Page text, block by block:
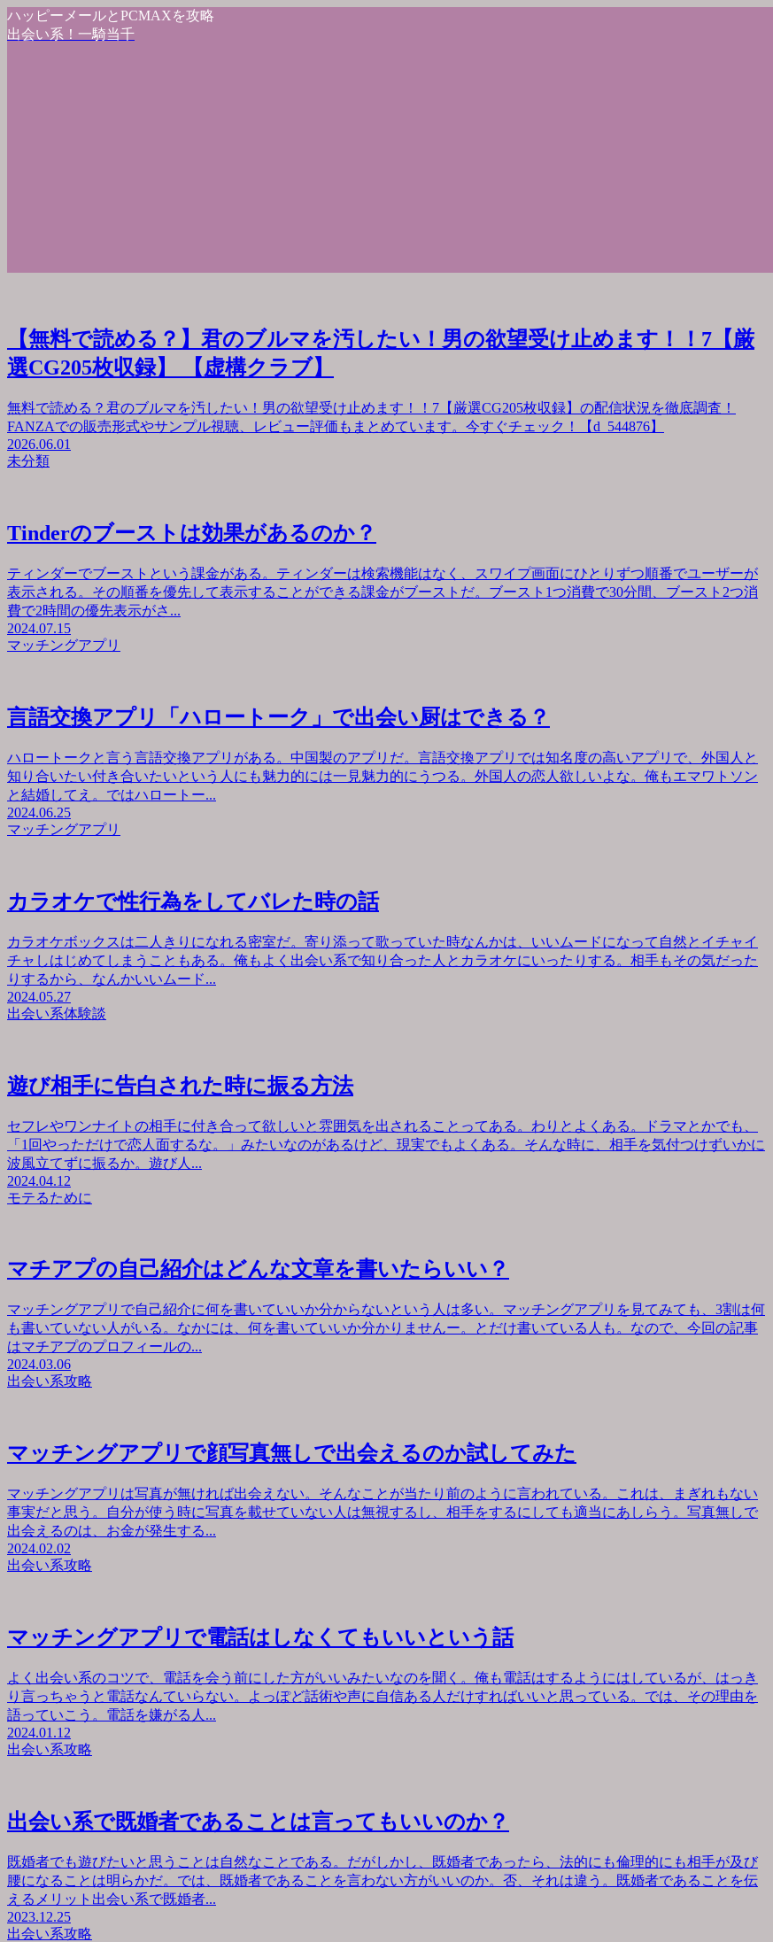
ハッピーメールとPCMAXを攻略
出会い系！一騎当千
【無料で読める？】君のブルマを汚したい！男の欲望受け止めます！！7【厳
選CG205枚収録】 【虚構クラブ】
無料で読める？君のブルマを汚したい！男の欲望受け止めます！！7【厳選CG205枚収録】の配信状況を徹底調査！
FANZAでの販売形式やサンプル視聴、レビュー評価もまとめています。今すぐチェック！【d_544876】
2026.06.01
未分類
Tinderのブーストは効果があるのか？
ティンダーでブーストという課金がある。ティンダーは検索機能はなく、スワイプ画面にひとりずつ順番でユーザーが
表示される。その順番を優先して表示することができる課金がブーストだ。ブースト1つ消費で30分間、ブースト2つ消
費で2時間の優先表示がさ...
2024.07.15
マッチングアプリ
言語交換アプリ「ハロートーク」で出会い厨はできる？
ハロートークと言う言語交換アプリがある。中国製のアプリだ。言語交換アプリでは知名度の高いアプリで、外国人と
知り合いたい付き合いたいという人にも魅力的には一見魅力的にうつる。外国人の恋人欲しいよな。俺もエマワトソン
と結婚してえ。ではハロートー...
2024.06.25
マッチングアプリ
カラオケで性行為をしてバレた時の話
カラオケボックスは二人きりになれる密室だ。寄り添って歌っていた時なんかは、いいムードになって自然とイチャイ
チャしはじめてしまうこともある。俺もよく出会い系で知り合った人とカラオケにいったりする。相手もその気だった
りするから、なんかいいムード...
2024.05.27
出会い系体験談
遊び相手に告白された時に振る方法
セフレやワンナイトの相手に付き合って欲しいと雰囲気を出されることってある。わりとよくある。ドラマとかでも、
「1回やっただけで恋人面するな。」みたいなのがあるけど、現実でもよくある。そんな時に、相手を気付つけずいかに
波風立てずに振るか。遊び人...
2024.04.12
モテるために
マチアプの自己紹介はどんな文章を書いたらいい？
マッチングアプリで自己紹介に何を書いていいか分からないという人は多い。マッチングアプリを見てみても、3割は何
も書いていない人がいる。なかには、何を書いていいか分かりませんー。とだけ書いている人も。なので、今回の記事
はマチアプのプロフィールの...
2024.03.06
出会い系攻略
マッチングアプリで顔写真無しで出会えるのか試してみた
マッチングアプリは写真が無ければ出会えない。そんなことが当たり前のように言われている。これは、まぎれもない
事実だと思う。自分が使う時に写真を載せていない人は無視するし、相手をするにしても適当にあしらう。写真無しで
出会えるのは、お金が発生する...
2024.02.02
出会い系攻略
マッチングアプリで電話はしなくてもいいという話
よく出会い系のコツで、電話を会う前にした方がいいみたいなのを聞く。俺も電話はするようにはしているが、はっき
り言っちゃうと電話なんていらない。よっぽど話術や声に自信ある人だけすればいいと思っている。では、その理由を
語っていこう。電話を嫌がる人...
2024.01.12
出会い系攻略
出会い系で既婚者であることは言ってもいいのか？
既婚者でも遊びたいと思うことは自然なことである。だがしかし、既婚者であったら、法的にも倫理的にも相手が及び
腰になることは明らかだ。では、既婚者であることを言わない方がいいのか。否、それは違う。既婚者であることを伝
えるメリット出会い系で既婚者...
2023.12.25
出会い系攻略